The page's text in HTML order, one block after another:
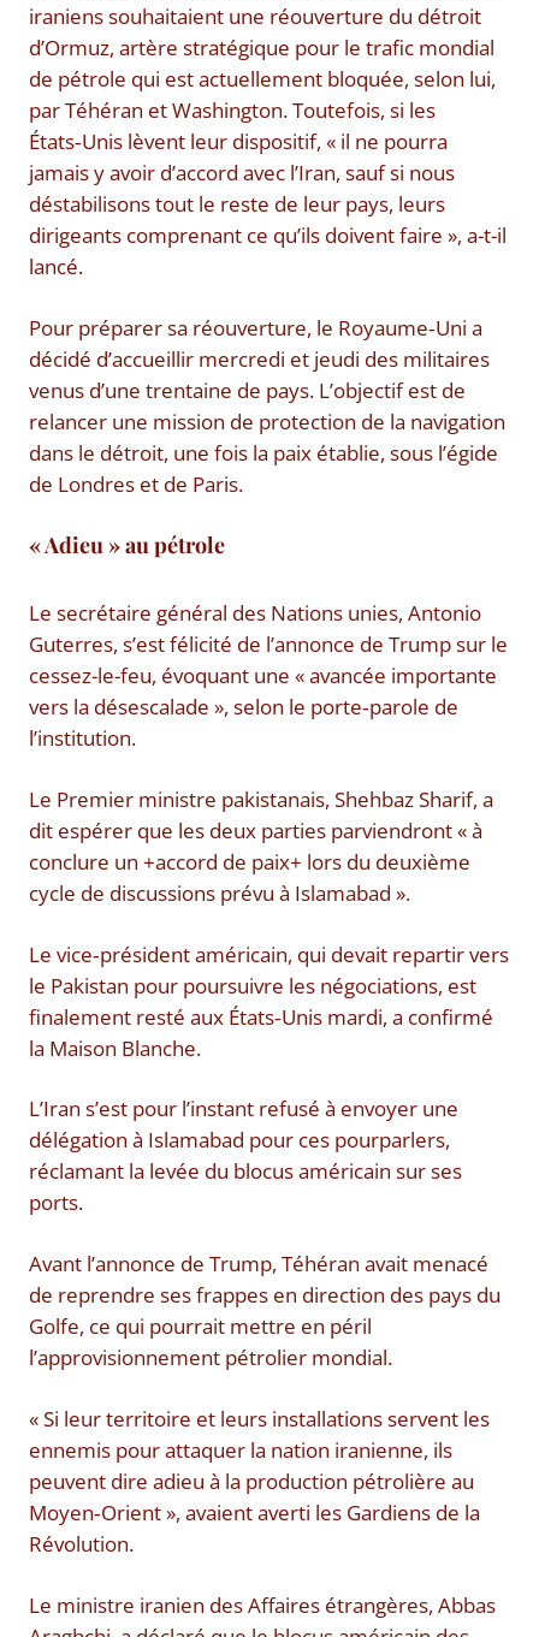
iraniens souhaitaient une réouverture du détroit
d’Ormuz, artère stratégique pour le trafic mondial
de pétrole qui est actuellement bloquée, selon lui,
par Téhéran et Washington. Toutefois, si les
États‑Unis lèvent leur dispositif, « il ne pourra
jamais y avoir d’accord avec l’Iran, sauf si nous
déstabilisons tout le reste de leur pays, leurs
dirigeants comprenant ce qu’ils doivent faire », a-t-il
lancé.
Pour préparer sa réouverture, le Royaume‑Uni a
décidé d’accueillir mercredi et jeudi des militaires
venus d’une trentaine de pays. L’objectif est de
relancer une mission de protection de la navigation
dans le détroit, une fois la paix établie, sous l’égide
de Londres et de Paris.
« Adieu » au pétrole
Le secrétaire général des Nations unies, Antonio
Guterres, s’est félicité de l’annonce de Trump sur le
cessez-le-feu, évoquant une « avancée importante
vers la désescalade », selon le porte‑parole de
l’institution.
Le Premier ministre pakistanais, Shehbaz Sharif, a
dit espérer que les deux parties parviendront « à
conclure un +accord de paix+ lors du deuxième
cycle de discussions prévu à Islamabad ».
Le vice‑président américain, qui devait repartir vers
le Pakistan pour poursuivre les négociations, est
finalement resté aux États‑Unis mardi, a confirmé
la Maison Blanche.
L’Iran s’est pour l’instant refusé à envoyer une
délégation à Islamabad pour ces pourparlers,
réclamant la levée du blocus américain sur ses
ports.
Avant l’annonce de Trump, Téhéran avait menacé
de reprendre ses frappes en direction des pays du
Golfe, ce qui pourrait mettre en péril
l’approvisionnement pétrolier mondial.
« Si leur territoire et leurs installations servent les
ennemis pour attaquer la nation iranienne, ils
peuvent dire adieu à la production pétrolière au
Moyen‑Orient », avaient averti les Gardiens de la
Révolution.
Le ministre iranien des Affaires étrangères, Abbas